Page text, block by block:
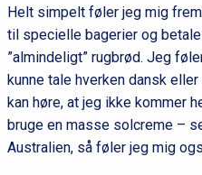
Helt simpelt føler jeg mig
til specielle bagerier og
”almindeligt” rugbrød. Jeg
kunne tale hverken dansk
kan høre, at jeg ikke kommer
bruge en masse solcreme –
Australien, så føler jeg mig